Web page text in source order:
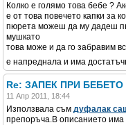
Колко е голямо това бебе ?
е от това повечето капки за
пюрета можеш да му дадеш
мушкато
това може и да го забравим
е напреднала и има
Re: ЗАПЕК ПРИ БЕБЕТО
11 Апр 2011, 18:44
Използвала съм дуфалак
препоръча.В описанието има